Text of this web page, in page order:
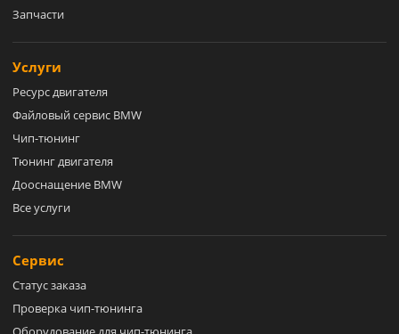
Запчасти
Услуги
Ресурс двигателя
Файловый сервис BMW
Чип-тюнинг
Тюнинг двигателя
Дооснащение BMW
Все услуги
Сервис
Статус заказа
Проверка чип-тюнинга